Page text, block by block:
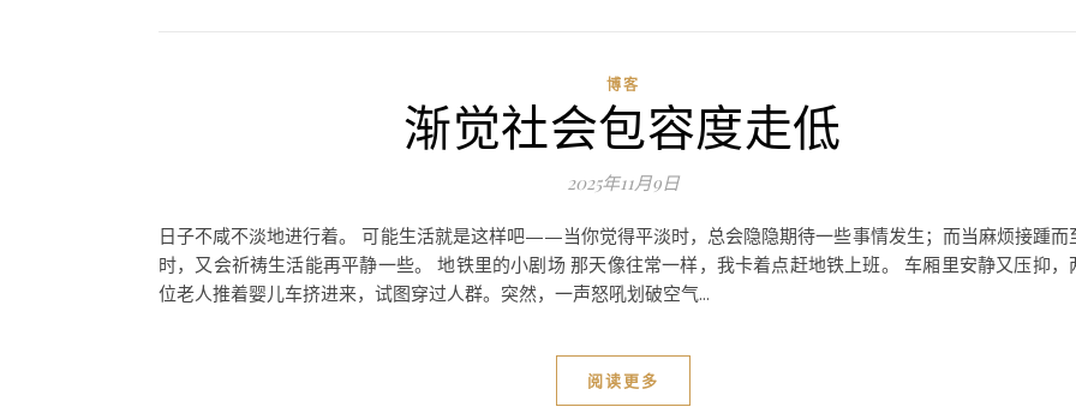
博客
渐觉社会包容度走低
2025年11月9日
日子不咸不淡地进行着。 可能生活就是这样吧——当你觉得平淡时，总会隐隐期待一些事情发生；而当麻烦接踵而
时，又会祈祷生活能再平静一些。 地铁里的小剧场 那天像往常一样，我卡着点赶地铁上班。 车厢里安静又压抑，
位老人推着婴儿车挤进来，试图穿过人群。突然，一声怒吼划破空气...
阅读更多